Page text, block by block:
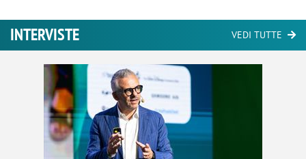
INTERVISTE VEDI TUTTE